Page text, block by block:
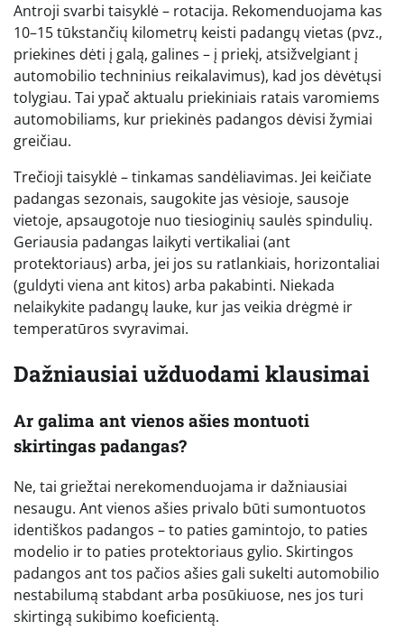
Antroji svarbi taisyklė – rotacija. Rekomenduojama kas
10–15 tūkstančių kilometrų keisti padangų vietas (pvz.,
priekines dėti į galą, galines – į priekį, atsižvelgiant į
automobilio techninius reikalavimus), kad jos dėvėtųsi
tolygiau. Tai ypač aktualu priekiniais ratais varomiems
automobiliams, kur priekinės padangos dėvisi žymiai
greičiau.
Trečioji taisyklė – tinkamas sandėliavimas. Jei keičiate
padangas sezonais, saugokite jas vėsioje, sausoje
vietoje, apsaugotoje nuo tiesioginių saulės spindulių.
Geriausia padangas laikyti vertikaliai (ant
protektoriaus) arba, jei jos su ratlankiais, horizontaliai
(guldyti viena ant kitos) arba pakabinti. Niekada
nelaikykite padangų lauke, kur jas veikia drėgmė ir
temperatūros svyravimai.
Dažniausiai užduodami klausimai
Ar galima ant vienos ašies montuoti
skirtingas padangas?
Ne, tai griežtai nerekomenduojama ir dažniausiai
nesaugu. Ant vienos ašies privalo būti sumontuotos
identiškos padangos – to paties gamintojo, to paties
modelio ir to paties protektoriaus gylio. Skirtingos
padangos ant tos pačios ašies gali sukelti automobilio
nestabilumą stabdant arba posūkiuose, nes jos turi
skirtingą sukibimo koeficientą.